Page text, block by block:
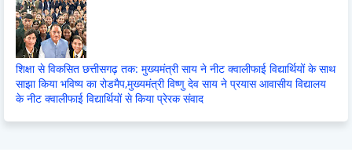
शिक्षा से विकसित छत्तीसगढ़ तक: मुख्यमंत्री साय ने नीट क्वालीफाई विद्यार्थियों के साथ
साझा किया भविष्य का रोडमैप,मुख्यमंत्री विष्णु देव साय ने प्रयास आवासीय विद्यालय
के नीट क्वालीफाई विद्यार्थियों से किया प्रेरक संवाद